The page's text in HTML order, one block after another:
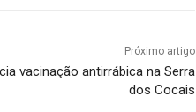
Próximo artigo
vacinação antirrábica na Serra
dos Cocais